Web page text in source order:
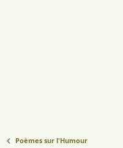
Poèmes sur l'Humour